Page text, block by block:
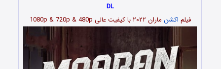
DL
فیلم اکشن ماران ۲۰۲۲ با کیفیت عالی 1080p & 720p & 480p